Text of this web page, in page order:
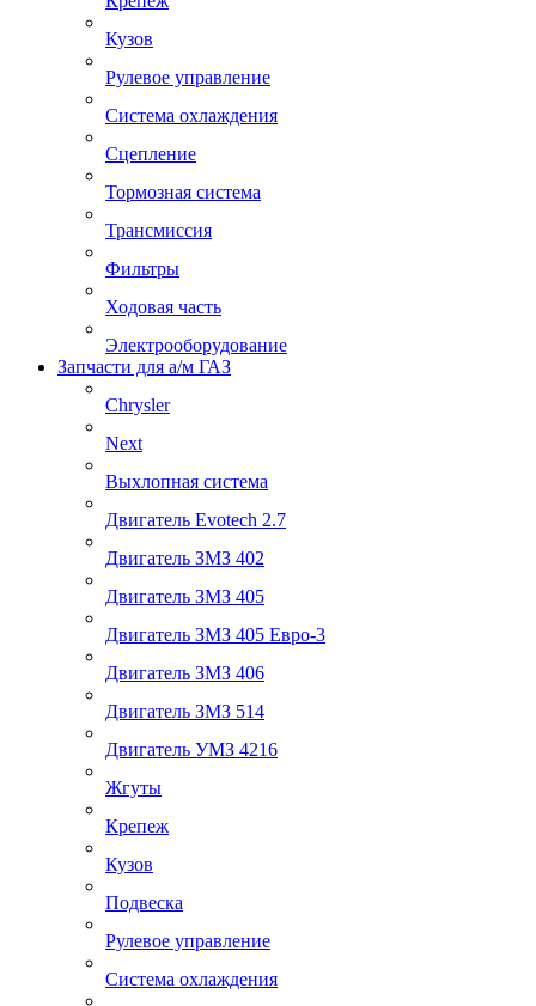
Кузов
Рулевое управление
Система охлаждения
Сцепление
Тормозная система
Трансмиссия
Фильтры
Ходовая часть
Электрооборудование
Запчасти для а/м ГАЗ
Chrysler
Next
Выхлопная система
Двигатель Evotech 2.7
Двигатель ЗМЗ 402
Двигатель ЗМЗ 405
Двигатель ЗМЗ 405 Евро-3
Двигатель ЗМЗ 406
Двигатель ЗМЗ 514
Двигатель УМЗ 4216
Жгуты
Крепеж
Кузов
Подвеска
Рулевое управление
Система охлаждения